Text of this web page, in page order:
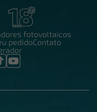
fotovoltaicos
pedidoContato